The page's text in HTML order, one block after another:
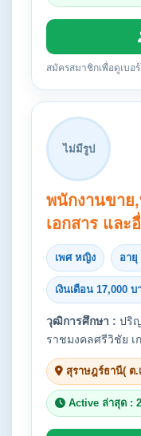
สมัครสมาชิกเพื่อดูเบอ
ไม่มีรูป
พนักงานขาย
เอกสาร และ
เพศ หญิง อายุ
เงินเดือน 17,000
วุฒิการศึกษา : ปริ
ราชมงคลศรีวิชัย เ
สุราษฎร์ธานี( ต.
Active ล่าสุด :